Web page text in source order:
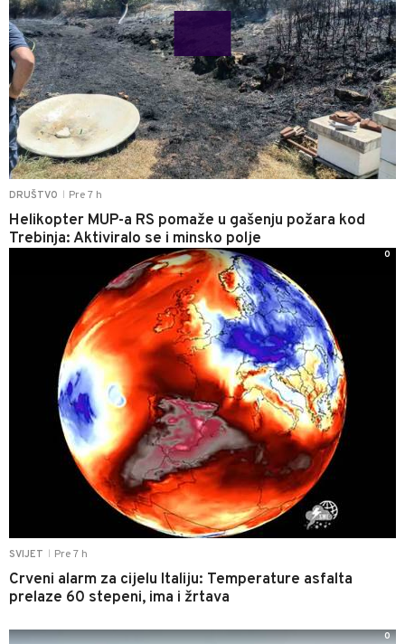
DRUŠTVO Pre 7 h
Helikopter MUP-a RS pomaže u gašenju požara kod
Trebinja: Aktiviralo se i minsko polje
SVIJET Pre 7 h
Crveni alarm za cijelu Italiju: Temperature asfalta
prelaze 60 stepeni, ima i žrtava
0
0